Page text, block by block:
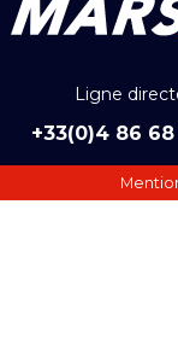
Ligne
+33(0)4 86